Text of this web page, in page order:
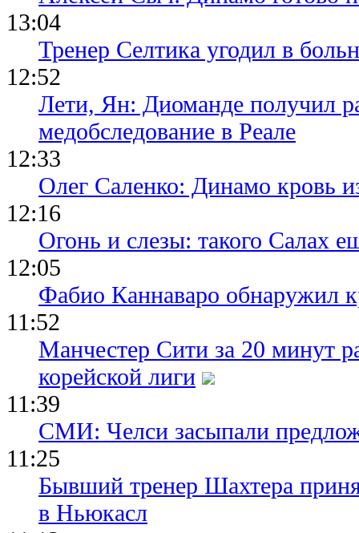
13:04
Тренер Селтика угодил в
12:52
Лети, Ян: Диоманде получил
медобследование в Реале
12:33
Олег Саленко: Динамо кровь
12:16
Огонь и слезы: такого Салах
12:05
Фабио Каннаваро обнаружил
11:52
Манчестер Сити за 20 минут
корейской лиги
11:39
СМИ: Челси засыпали
11:25
Бывший тренер Шахтера
в Ньюкасл